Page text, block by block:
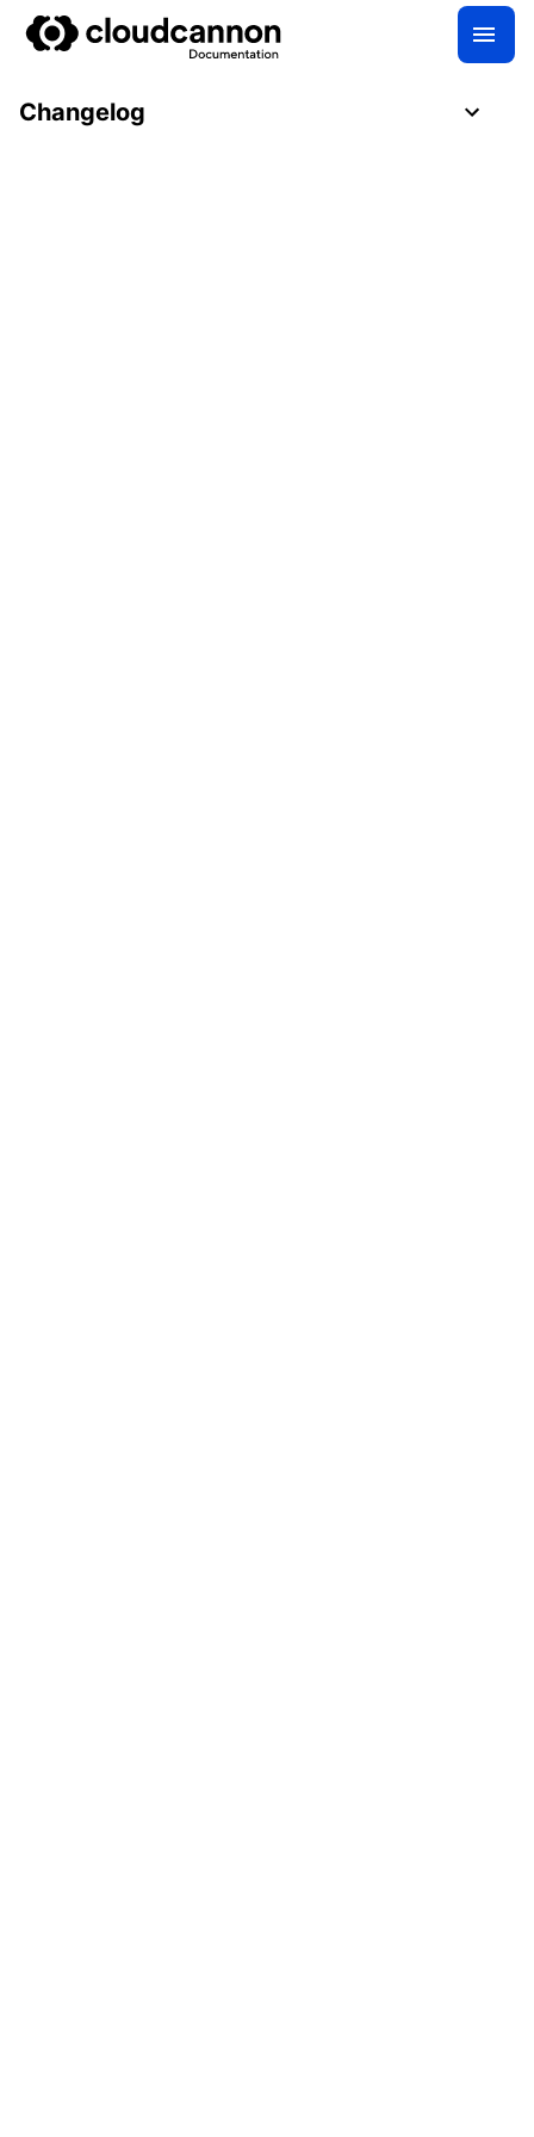
Changelog